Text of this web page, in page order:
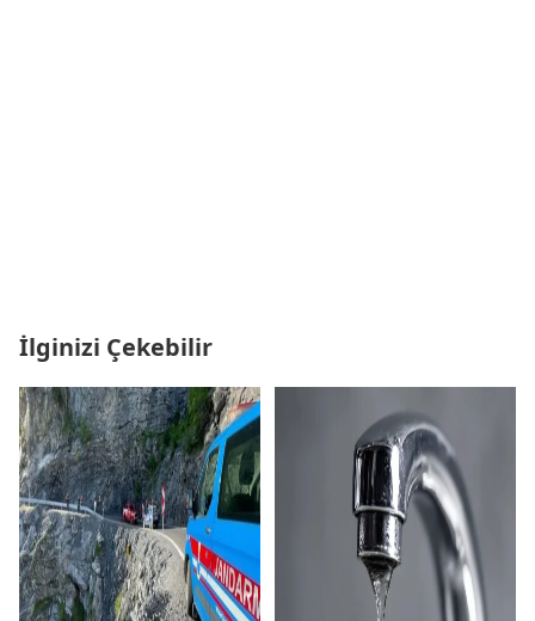
İlginizi Çekebilir